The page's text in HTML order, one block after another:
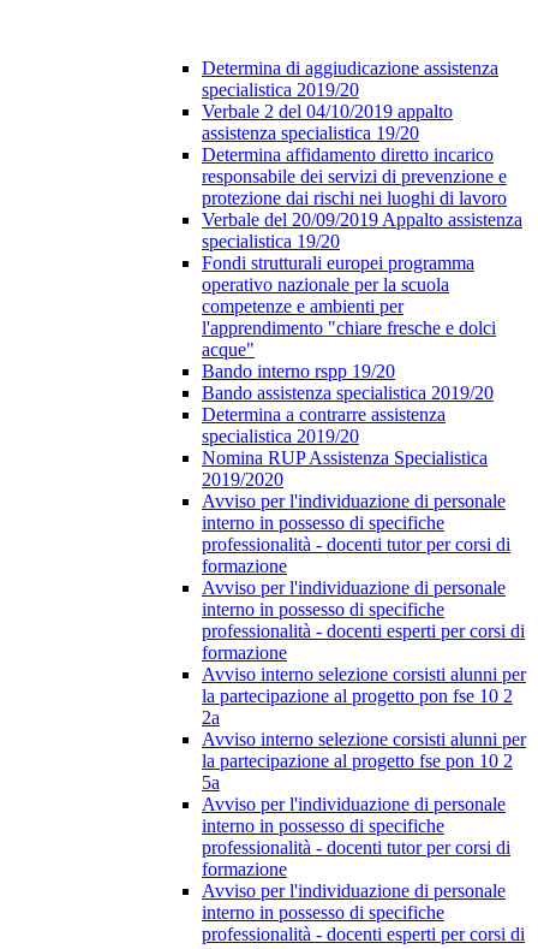
Determina di aggiudicazione assistenza
specialistica 2019/20
Verbale 2 del 04/10/2019 appalto
assistenza specialistica 19/20
Determina affidamento diretto incarico
responsabile dei servizi di prevenzione e
protezione dai rischi nei luoghi di lavoro
Verbale del 20/09/2019 Appalto assistenza
specialistica 19/20
Fondi strutturali europei programma
operativo nazionale per la scuola
competenze e ambienti per
l'apprendimento "chiare fresche e dolci
acque"
Bando interno rspp 19/20
Bando assistenza specialistica 2019/20
Determina a contrarre assistenza
specialistica 2019/20
Nomina RUP Assistenza Specialistica
2019/2020
Avviso per l'individuazione di personale
interno in possesso di specifiche
professionalità - docenti tutor per corsi di
formazione
Avviso per l'individuazione di personale
interno in possesso di specifiche
professionalità - docenti esperti per corsi di
formazione
Avviso interno selezione corsisti alunni per
la partecipazione al progetto pon fse 10 2
2a
Avviso interno selezione corsisti alunni per
la partecipazione al progetto fse pon 10 2
5a
Avviso per l'individuazione di personale
interno in possesso di specifiche
professionalità - docenti tutor per corsi di
formazione
Avviso per l'individuazione di personale
interno in possesso di specifiche
professionalità - docenti esperti per corsi di